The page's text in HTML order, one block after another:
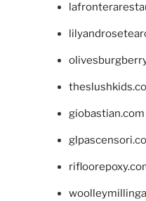
giobastian.com